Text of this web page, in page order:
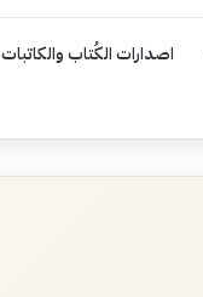
اصدارات الكُتاب والكاتبات